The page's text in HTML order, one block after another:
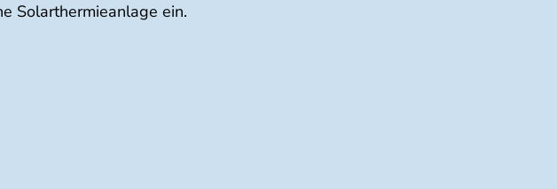
Solarthermieanlage ein.